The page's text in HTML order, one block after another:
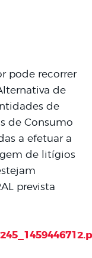
pode recorrer
de
de
de Consumo
a efetuar a
de litígios
prevista